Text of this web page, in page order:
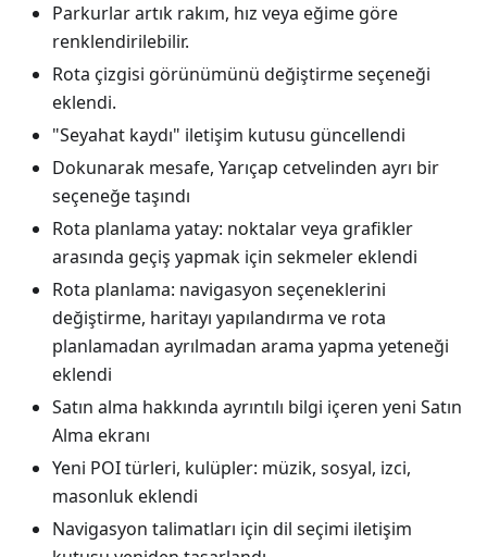
Parkurlar artık rakım, hız veya eğime göre
renklendirilebilir.
Rota çizgisi görünümünü değiştirme seçeneği
eklendi.
"Seyahat kaydı" iletişim kutusu güncellendi
Dokunarak mesafe, Yarıçap cetvelinden ayrı bir
seçeneğe taşındı
Rota planlama yatay: noktalar veya grafikler
arasında geçiş yapmak için sekmeler eklendi
Rota planlama: navigasyon seçeneklerini
değiştirme, haritayı yapılandırma ve rota
planlamadan ayrılmadan arama yapma yeteneği
eklendi
Satın alma hakkında ayrıntılı bilgi içeren yeni Satın
Alma ekranı
Yeni POI türleri, kulüpler: müzik, sosyal, izci,
masonluk eklendi
Navigasyon talimatları için dil seçimi iletişim